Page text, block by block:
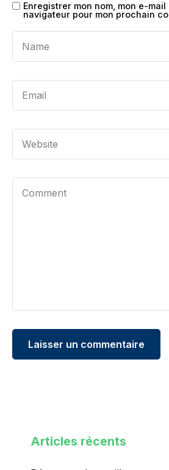
Enregistrer mon nom, mon e-
navigateur pour mon prochain
Articles récents